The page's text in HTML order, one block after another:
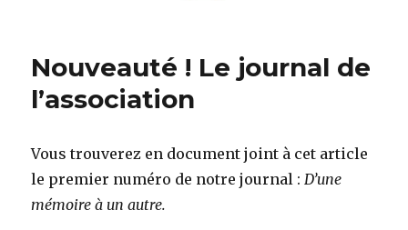
Nouveauté ! Le journal de
l’association
Vous trouverez en document joint à cet article
le premier numéro de notre journal :D’une
mémoire à un autre.